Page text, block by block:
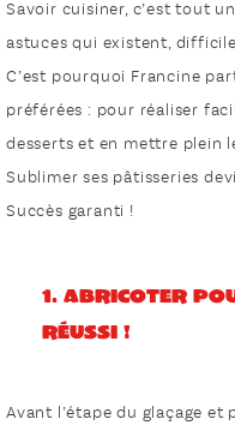
Savoir cuisiner, c’est tout
astuces qui existent,
C’est pourquoi Francine
préférées : pour réaliser
desserts et en mettre plein
Sublimer ses pâtisseries
Succès garanti !
1. Abricoter
réussi !
Avant l’étape du glaçage